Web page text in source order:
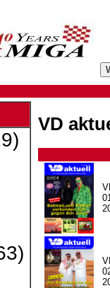
VD